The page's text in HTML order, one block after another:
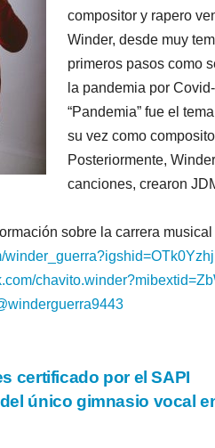
compositor y rapero
Winder, desde muy
primeros pasos como
la pandemia por
“Pandemia” fue el
su vez como
Posteriormente,
canciones, crearon
sobre la carrera
winderguerra9443
certificado por el SAPI
único gimnasio vocal